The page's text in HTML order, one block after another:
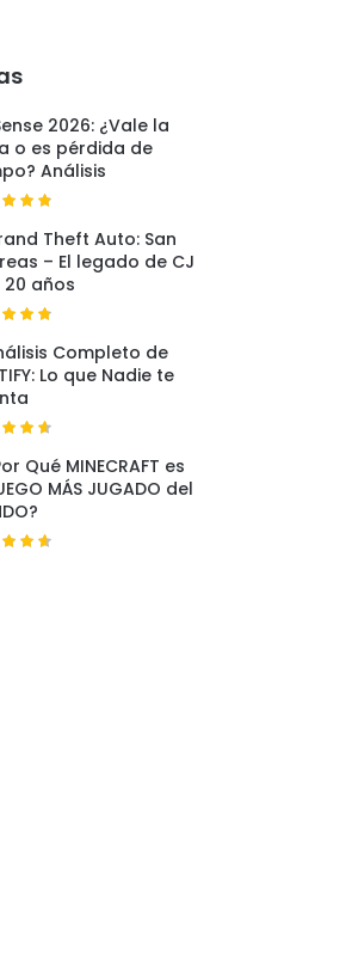
2026: ¿Vale la
o es pérdida de
Análisis
Theft Auto: San
– El legado de CJ
años
Completo de
Lo que Nadie te
Qué MINECRAFT es
MÁS JUGADO del